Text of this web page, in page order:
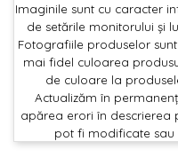
Imaginile sunt cu caracter
de setările monitorului și
Fotografiile produselor
mai fidel culoarea
de culoare la
Actualizăm în
apărea erori în descrierea
pot fi modificate sau